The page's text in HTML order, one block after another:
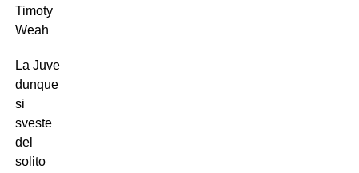
Timoty
Weah
La Juve
dunque
si
sveste
del
solito